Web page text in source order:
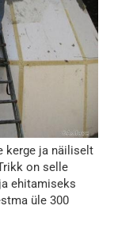
kerge ja näiliselt
on selle
ehitamiseks
üle 300